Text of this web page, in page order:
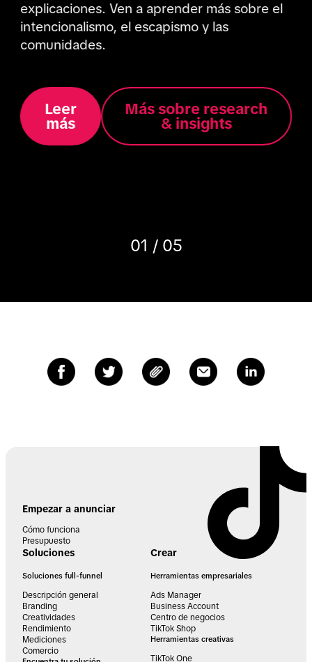
explicaciones. Ven a aprender más sobre el
intencionalismo, el escapismo y las
comunidades.
Leer
más
Más sobre research
& insights
01 / 05
Empezar a anunciar
Cómo funciona
Presupuesto
Soluciones
Soluciones full-funnel
Descripción general
Branding
Creatividades
Rendimiento
Mediciones
Comercio
Crear
Herramientas empresariales
Ads Manager
Business Account
Centro de negocios
TikTok Shop
Herramientas creativas
TikTok One